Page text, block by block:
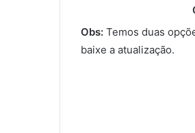
Obs: Temos duas
baixe a atualização.